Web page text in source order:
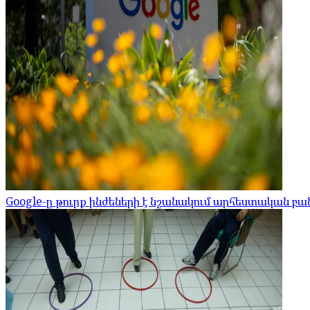
Google-ը թուրք ինժեների է նշանակում